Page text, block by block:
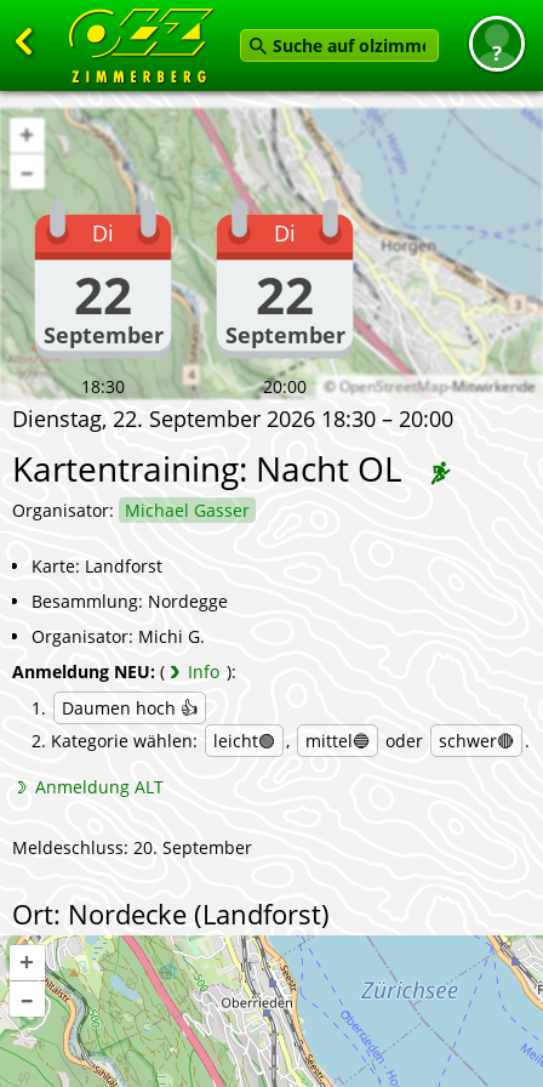
Zurück
Startseite
News
Termine
Angebot
Karten
Service
Verein
Feedback geben
+
–
©OpenStreetMap-Mitwirkende
Di
22
September
18:30
Di
22
September
20:00
Dienstag, 22. September 2026 18:30 – 20:00
Kartentraining: Nacht OL
Organisator: Michael Gasser
Karte: Landforst
Besammlung: Nordegge
Organisator: Michi G.
Anmeldung NEU: ( Info ):
Daumen hoch 👍
Kategorie wählen:
leicht🟢 , mittel🔵 oder schwer🔴 .
Anmeldung ALT
Meldeschluss: 20. September
Ort: Nordecke (Landforst)
+
–